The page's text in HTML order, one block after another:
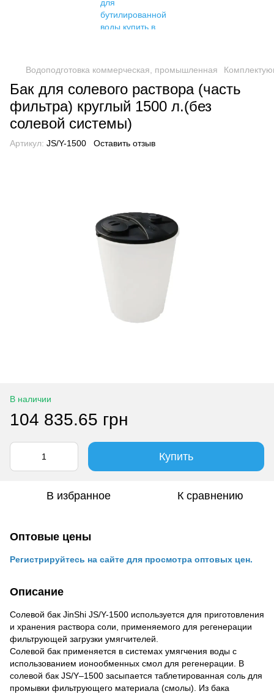
Водоподготовка коммерческая, промышленная
Бак для солевого раствора (часть
фильтра) круглый 1500 л.(без
солевой системы)
Артикул: JS/Y-1500 Оставить отзыв
В наличии
104 835.65 грн
Купить
В избранное К сравнению
Оптовые цены
Регистрируйтесь на сайте для просмотра оптовых цен.
Описание
Солевой бак JinShi JS/Y-1500 используется для приготовления
и хранения раствора соли, применяемого для регенерации
фильтрующей загрузки умягчителей.
Солевой бак применяется в системах умягчения воды с
использованием ионообменных смол для регенерации. В
солевой бак JS/Y–1500 засыпается таблетированная соль для
промывки фильтрующего материала (смолы). Из бака